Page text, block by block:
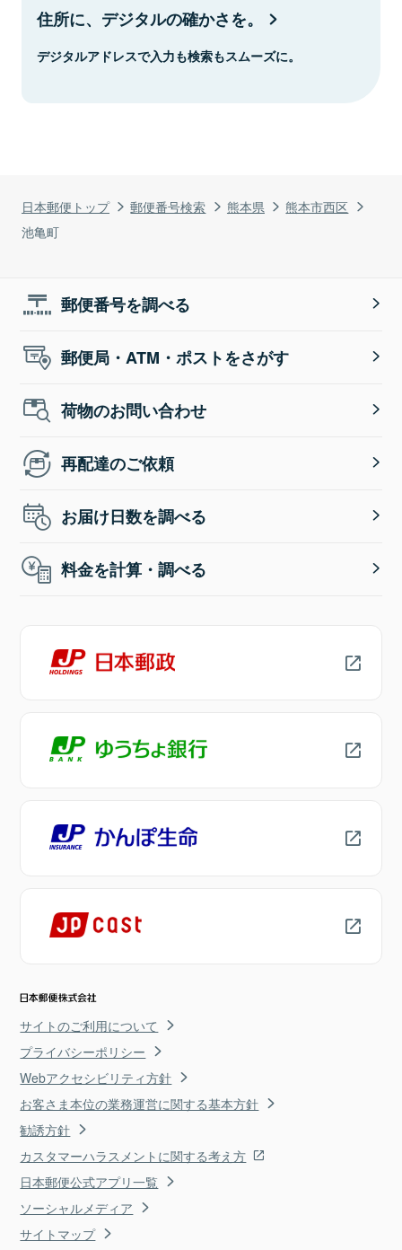
日本郵便トップ 郵便番号検索 熊本県
熊本市西区
池亀町
住所に、デジタルの確かさを。
デジタルアドレスで入力も検索もスムーズに。
郵便番号を調べる
郵便局・ATM・ポストをさがす
荷物のお問い合わせ
再配達のご依頼
お届け日数を調べる
料金を計算・調べる
サイトのご利用について
プライバシーポリシー
Webアクセシビリティ方針
お客さま本位の業務運営に関する基本方針
勧誘方針
カスタマーハラスメントに関する考え方
日本郵便公式アプリ一覧
ソーシャルメディア
サイトマップ